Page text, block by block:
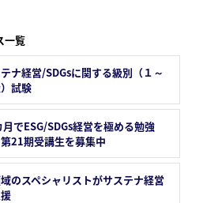
一覧
ナ経営/SDGsに関する級別（１～
試験
でESG/SDGs経営を極める勉強
21期受講生を募集中
のスペシャリストがサステナ経営